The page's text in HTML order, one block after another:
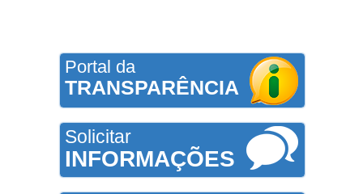
Portal da
TRANSPARÊNCIA
Solicitar
INFORMAÇÕES